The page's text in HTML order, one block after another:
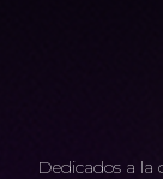
Dedicados a la